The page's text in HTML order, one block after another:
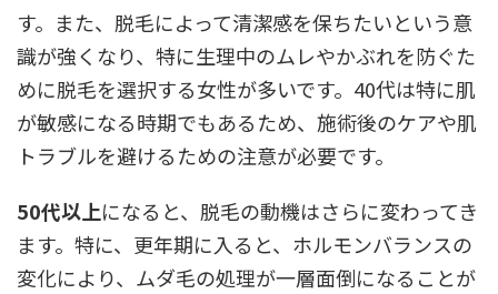
す。また、脱毛によって清潔感を保ちたいという意
識が強くなり、特に生理中のムレやかぶれを防ぐた
めに脱毛を選択する女性が多いです。40代は特に肌
が敏感になる時期でもあるため、施術後のケアや肌
トラブルを避けるための注意が必要です。
50代以上になると、脱毛の動機はさらに変わってき
ます。特に、更年期に入ると、ホルモンバランスの
変化により、ムダ毛の処理が一層面倒になることが